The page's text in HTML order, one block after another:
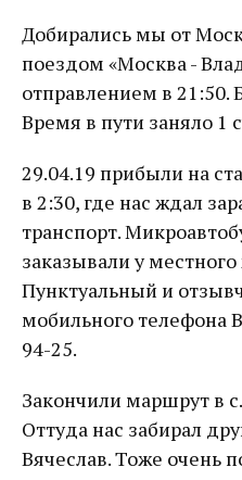
Добирались мы от
поездом «Москва -
отправлением в 21:50.
Время в пути заняло 1
29.04.19 прибыли на
в 2:30, где нас ждал
транспорт.
заказывали у
Пунктуальный и
мобильного телефона
94-25.
Закончили маршрут в
Оттуда нас забирал
Вячеслав. Тоже очень